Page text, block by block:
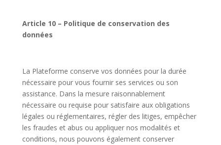
Article 10 – Politique de conservation des
données
La Plateforme conserve vos données pour la durée
nécessaire pour vous fournir ses services ou son
assistance. Dans la mesure raisonnablement
nécessaire ou requise pour satisfaire aux obligations
légales ou réglementaires, régler des litiges, empêcher
les fraudes et abus ou appliquer nos modalités et
conditions, nous pouvons également conserver